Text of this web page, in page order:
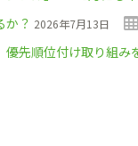
か？ 2026年7月13日
優先順位付け取り組み